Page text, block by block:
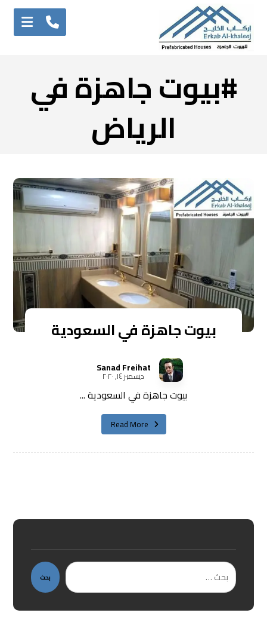
#بيوت جاهزة في
الرياض
بيوت جاهزة في السعودية
Sanad Freihat
ديسمبر ١٤, ٢٠٢٠
بيوت جاهزة في السعودية ...
Read More
بحث